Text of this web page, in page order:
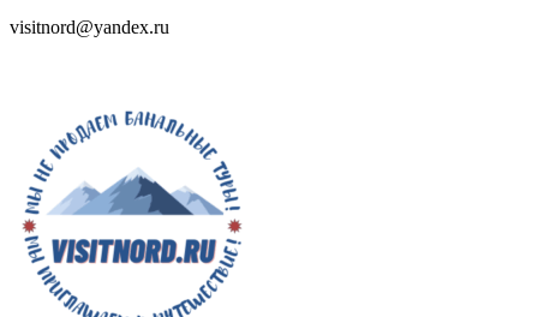
visitnord@yandex.ru